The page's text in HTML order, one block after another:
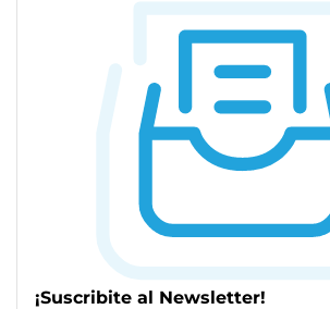
¡Suscribite al Newsletter!